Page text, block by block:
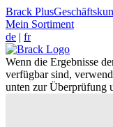
Brack Plus
Mein Sortiment
de | fr
Wenn die Ergebnisse
verfügbar sind,
unten zur Überprüfung